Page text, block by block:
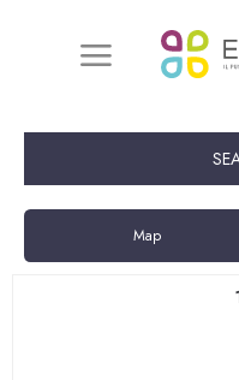
Map